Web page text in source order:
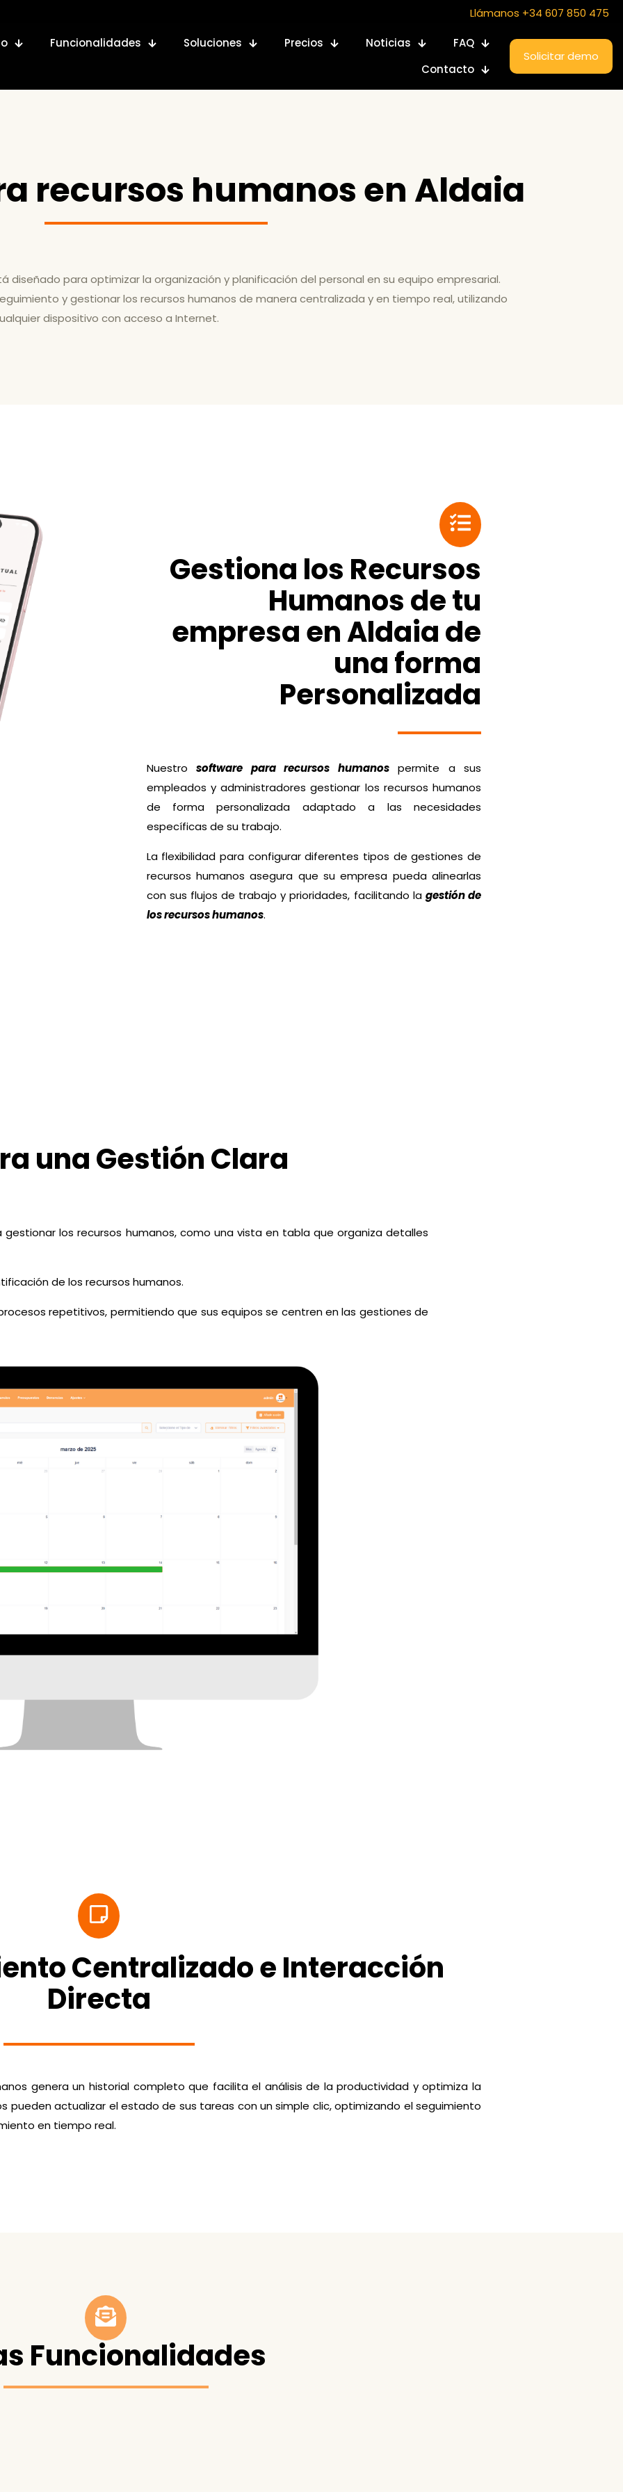
Llámanos +34 607 850 475
Funcionalidades Soluciones Precios Noticias
FAQ
Contacto
Solicitar demo
recursos humanos en Aldaia
diseñado para optimizar la organización y planificación del personal en su equipo empresarial.
y gestionar los recursos humanos de manera centralizada y en tiempo real, utilizando
dispositivo con acceso a Internet.
Gestiona los Recursos
Humanos de tu
empresa en Aldaia de
una forma
Personalizada
Nuestro software para recursos humanospermite a sus
empleados y administradores gestionar los recursos humanos
de forma personalizada adaptado a las necesidades
específicas de su trabajo.
La flexibilidad para configurar diferentes tipos de gestiones de
recursos humanos asegura que su empresa pueda alinearlas
con sus flujos de trabajo y prioridades, facilitando la gestión de
los recursos humanos.
una Gestión Clara
los recursos humanos, como una vista en tabla que organiza detalles
de los recursos humanos.
repetitivos, permitiendo que sus equipos se centren en las gestiones de
Centralizado e Interacción
Directa
genera un historial completo que facilita el análisis de la productividad y optimiza la
pueden actualizar el estado de sus tareas con un simple clic, optimizando el seguimiento
en tiempo real.
Funcionalidades